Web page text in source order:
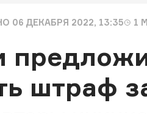
06 ДЕКАБРЯ 2022, 13:35 1
штраф